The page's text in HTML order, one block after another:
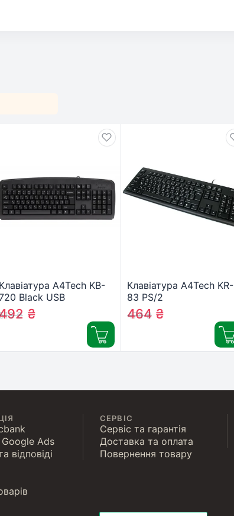
Клавіатура A4Tech KB-
Black USB
₴ ₴
Клавіатура A4Tech KR-
83 PS/2
474₴
464 ₴
Ads
відповіді
СЕРВІС
Сервіс та гарантія
Доставка та оплата
Повернення товару